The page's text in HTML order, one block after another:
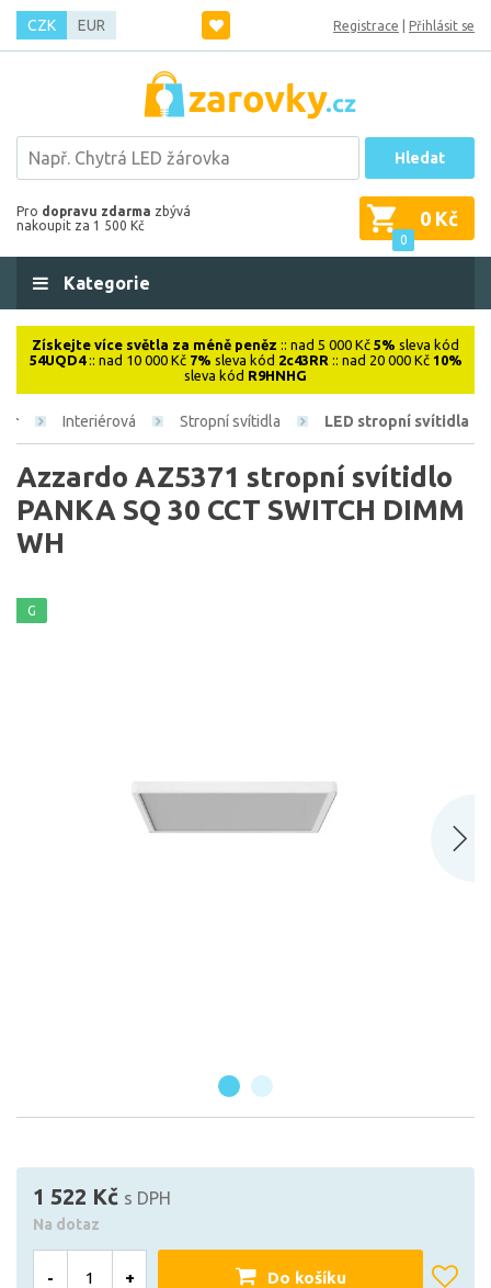
CZK EUR Registrace Přihlásit se
Hledat
Pro dopravu zdarma zbývá
nakoupit za 1 500 Kč
0
0 Kč
Kategorie
Získejte více světla za méně peněz :: nad 5 000 Kč 5% sleva kód
54UQD4:: nad 10 000 Kč 7% sleva kód 2c43RR :: nad 20 000 Kč 10%
sleva kód R9HNHG
Interiérová Stropní svítidla LED stropní svítidla
Azzardo AZ5371 stropní svítidlo
PANKA SQ 30 CCT SWITCH DIMM
WH
G
1 522 Kč s DPH
Na dotaz
- + Do košíku